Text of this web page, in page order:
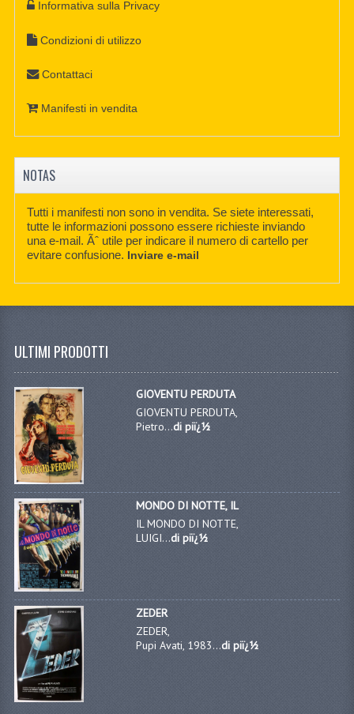
Informativa sulla Privacy
Condizioni di utilizzo
Contattaci
Manifesti in vendita
NOTAS
Tutti i manifesti non sono in vendita. Se siete interessati,
tutte le informazioni possono essere richieste inviando
una e-mail. Ãˆ utile per indicare il numero di cartello per
evitare confusione. Inviare e-mail
ULTIMI PRODOTTI
GIOVENTU PERDUTA
GIOVENTU PERDUTA,
Pietro...di piï¿½
MONDO DI NOTTE, IL
IL MONDO DI NOTTE,
LUIGI...di piï¿½
ZEDER
ZEDER,
Pupi Avati, 1983...di piï¿½